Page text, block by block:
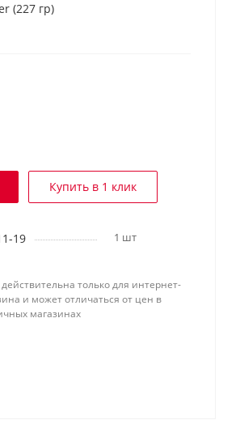
(227 гр)
Купить в 1 клик
19 1 шт
только для интернет-
и может отличаться от цен в
магазинах